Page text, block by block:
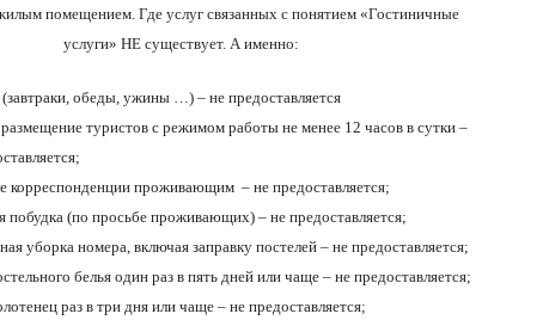
помещением. Где услуг связанных с понятием «Гостиничные
услуги» НЕ существует. А именно:
обеды, ужины …) – не предоставляется
туристов с режимом работы не менее 12 часов в сутки –
корреспонденции проживающим – не предоставляется;
побудка (по просьбе проживающих) – не предоставляется;
уборка номера, включая заправку постелей – не предоставляется;
белья один раз в пять дней или чаще – не предоставляется;
раз в три дня или чаще – не предоставляется;